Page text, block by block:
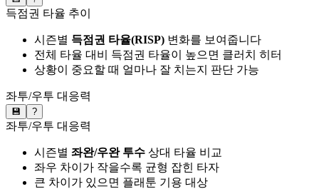
득점권 타율 추이
시즌별 득점권 타율(RISP) 변화를 보여줍니다
전체 타율 대비 득점권 타율이 높으면 클러치 히터
상황이 중요할 때 얼마나 잘 치는지 판단 가능
좌투/우투 대응력
💾 ?
좌투/우투 대응력
시즌별 좌완/우완 투수 상대 타율 비교
좌우 차이가 작을수록 균형 잡힌 타자
큰 차이가 있으면 플래툰 기용 대상